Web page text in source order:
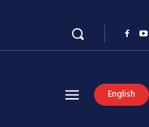
English